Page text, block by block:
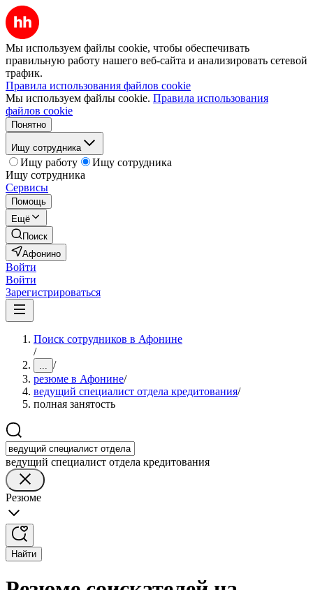
Мы используем файлы cookie, чтобы обеспечивать
правильную работу нашего веб-сайта и анализировать сетевой
трафик.
Правила использования файлов cookie
Мы используем файлы cookie. Правила использования
файлов cookie
Понятно
Ищу сотрудника
Ищу работу
Ищу сотрудника
Ищу сотрудника
Сервисы
Помощь
Ещё
Поиск
Афонино
Войти
Войти
Зарегистрироваться
Поиск сотрудников в Афонине
/
... /
резюме в Афонине/
ведущий специалист отдела кредитования/
полная занятость
ведущий специалист отдела кредитования
Резюме
Найти